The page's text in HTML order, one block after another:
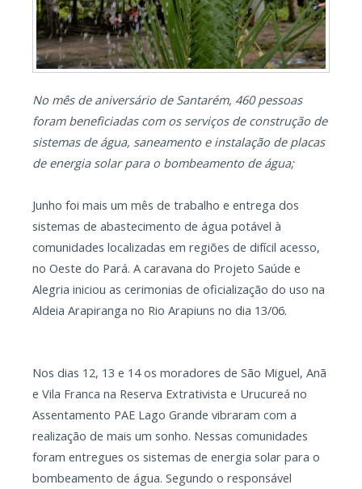
No mês de aniversário de Santarém, 460 pessoas
foram beneficiadas com os serviços de construção de
sistemas de água, saneamento e instalação de placas
de energia solar para o bombeamento de água;
Junho foi mais um mês de trabalho e entrega dos
sistemas de abastecimento de água potável à
comunidades localizadas em regiões de difícil acesso,
no Oeste do Pará. A caravana do Projeto Saúde e
Alegria iniciou as cerimonias de oficialização do uso na
Aldeia Arapiranga no Rio Arapiuns no dia 13/06.
Nos dias 12, 13 e 14 os moradores de São Miguel, Anã
e Vila Franca na Reserva Extrativista e Urucureá no
Assentamento PAE Lago Grande vibraram com a
realização de mais um sonho. Nessas comunidades
foram entregues os sistemas de energia solar para o
bombeamento de água. Segundo o responsável